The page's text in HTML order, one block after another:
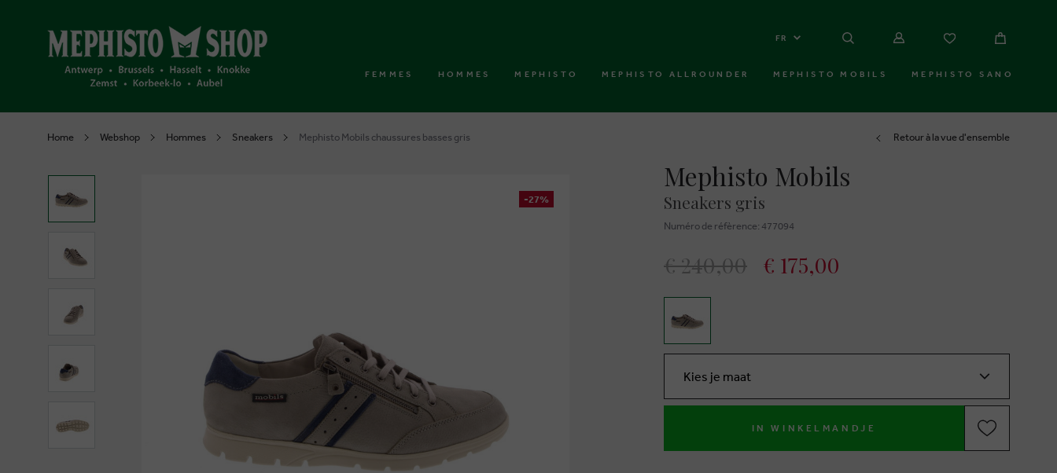
FR
FEMMES HOMMES MEPHISTO MEPHISTO ALLROUNDER MEPHISTO MOBILS MEPHISTO SANO
Home Webshop Hommes Sneakers Mephisto Mobils chaussures basses gris Retour à la vue d'ensemble
Mephisto Mobils
Sneakers gris
Numéro de réfèrence: 477094
-27%
€ 240,00 € 175,00
Kies je maat
IN WINKELMANDJE